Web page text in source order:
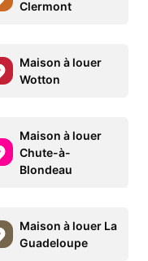
Clermont
Maison à louer
Wotton
Maison à louer
Chute-à-
Blondeau
Maison à louer La
Guadeloupe